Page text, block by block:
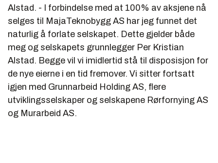
Alstad. - I forbindelse med at 100% av aksjene nå
selges til MajaTeknobygg AS har jeg funnet det
naturlig å forlate selskapet. Dette gjelder både
meg og selskapets grunnlegger Per Kristian
Alstad. Begge vil vi imidlertid stå til disposisjon for
de nye eierne i en tid fremover. Vi sitter fortsatt
igjen med Grunnarbeid Holding AS, flere
utviklingsselskaper og selskapene Rørfornying AS
og Murarbeid AS.